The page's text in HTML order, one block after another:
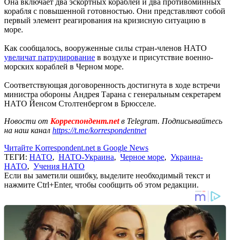
корабля с повышенной готовностью. Они представляют собой
первый элемент реагирования на кризисную ситуацию в
море.
Как сообщалось, вооруженные силы стран-членов НАТО
увеличат патрулирование в воздухе и присутствие военно-
морских кораблей в Черном море.
Соответствующая договоренность достигнута в ходе встречи
министра обороны Андрея Тарана с генеральным секретарем
НАТО Йенсом Столтенбергом в Брюсселе.
Новости от Корреспондент.netв Telegram. Подписывайтесь
на наш канал https://t.me/korrespondentnet
Читайте Korrespondent.net в Google News
ТЕГИ: НАТО, НАТО-Украина, Черное море, Украина-
НАТО, Учения НАТО
Если вы заметили ошибку, выделите необходимый текст и
нажмите Ctrl+Enter, чтобы сообщить об этом редакции.